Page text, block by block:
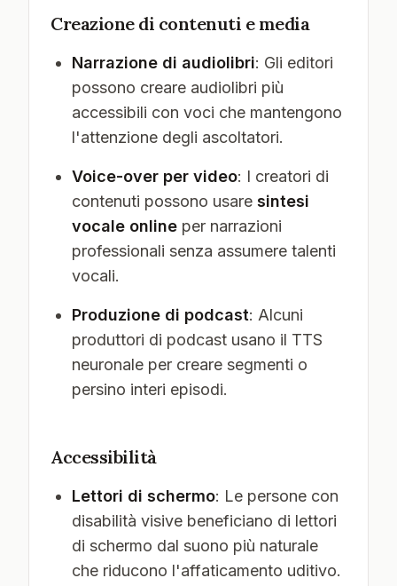
Creazione di contenuti e media
Narrazione di audiolibri: Gli editori
possono creare audiolibri più
accessibili con voci che mantengono
l'attenzione degli ascoltatori.
Voice-over per video: I creatori di
contenuti possono usare sintesi
vocale online per narrazioni
professionali senza assumere talenti
vocali.
Produzione di podcast: Alcuni
produttori di podcast usano il TTS
neuronale per creare segmenti o
persino interi episodi.
Accessibilità
Lettori di schermo: Le persone con
disabilità visive beneficiano di lettori
di schermo dal suono più naturale
che riducono l'affaticamento uditivo.